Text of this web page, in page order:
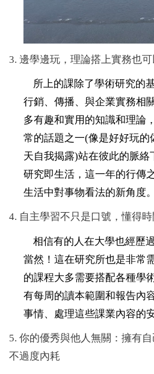
3. 邊學邊玩，理論搭上實務也
所上的課除了學術研究的
行銷、傳播、與企業實務相
多有趣和實用的知識和理論
常的話題之一(像是好好玩的
天自我揭露)站在彼此的脈
研究即生活，這一年的行傳
生活中對事物看法的新角度。
4. 自主學習不只是口號，懂得時
相信有的人在大學也經歷
當然！這在研究所也是非常
的課程大多需要搭配各種學
有每周的讀本範圍和報告內
事情、處理這些課業內容的
5. 你的優秀與他人無關：擁有
不過度內耗